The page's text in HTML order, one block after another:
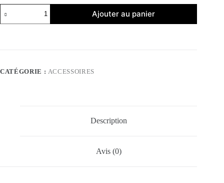
quantité
de
Chouchous
Ajouter au panier
CATÉGORIE : ACCESSOIRES
Description
Avis (0)